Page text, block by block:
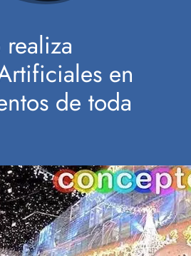
en
de toda